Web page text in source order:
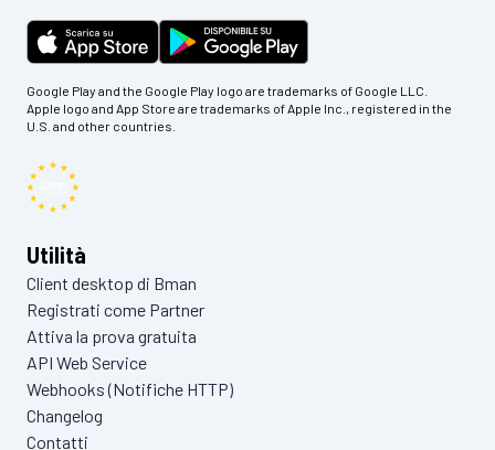
Google Play and the Google Play logo are trademarks of Google LLC.
Apple logo and App Store are trademarks of Apple Inc., registered in the
U.S. and other countries.
Utilità
Client desktop di Bman
Registrati come Partner
Attiva la prova gratuita
API Web Service
Webhooks (Notifiche HTTP)
Changelog
Contatti